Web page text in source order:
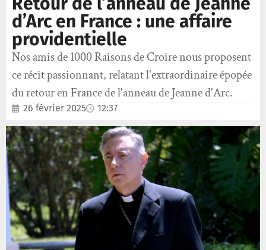
d’Arc en France : une affaire
providentielle
Nos amis de 1000 Raisons de Croire nous proposent
ce récit passionnant, relatant l'extraordinaire épopée
du retour en France de l'anneau de Jeanne d'Arc.
26 février 2025 12:37